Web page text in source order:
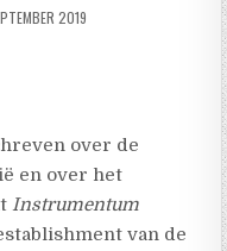
2019
over de
en over het
Instrumentum
van de